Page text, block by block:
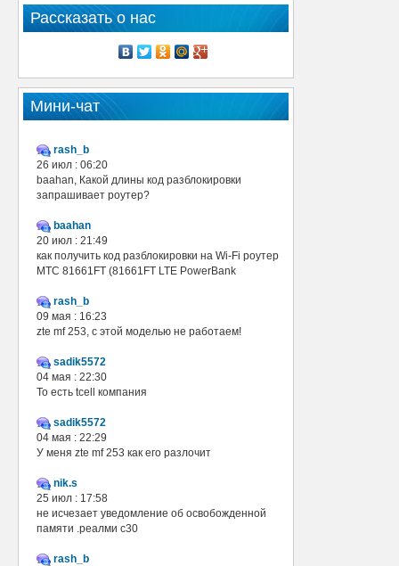
Рассказать о нас
Мини-чат
rash_b
26 июл : 06:20
baahan, Какой длины код разблокировки
запрашивает роутер?
baahan
20 июл : 21:49
как получить код разблокировки на Wi-Fi роутер
МТС 81661FT (81661FT LTE PowerBank
rash_b
09 мая : 16:23
zte mf 253, с этой моделью не работаем!
sadik5572
04 мая : 22:30
То есть tcell компания
sadik5572
04 мая : 22:29
У меня zte mf 253 как его разлочит
nik.s
25 июл : 17:58
не исчезает уведомление об освобожденной
памяти .реалми с30
rash_b